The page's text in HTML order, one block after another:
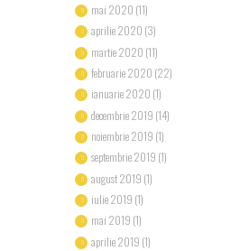
mai 2020 (11)
aprilie2020 (3)
martie2020 (11)
februarie2020 (22)
ianuarie2020 (1)
decembrie2019 (14)
noiembrie2019 (1)
septembrie2019 (1)
august2019 (1)
iulie2019 (1)
mai 2019 (1)
aprilie2019 (1)